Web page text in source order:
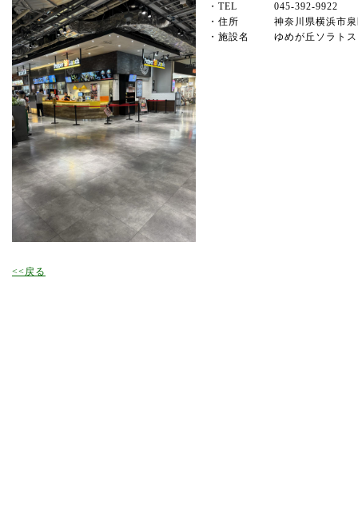
・TEL
045-392-9922
・住所
神奈川県横浜市
・施設名
ゆめが丘ソラトス
<<戻る